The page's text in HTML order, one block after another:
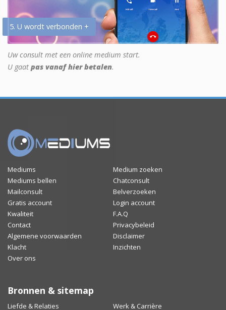
5. U wordt verbonden +
Uw consult met een online medium start.
U gaat pas vanaf hier betalen.
Mediums
Medium zoeken
Mediums bellen
Chatconsult
Mailconsult
Belverzoeken
Gratis account
Login account
Kwaliteit
F.A.Q
Contact
Privacybeleid
Algemene voorwaarden
Disclaimer
Klacht
Inzichten
Over ons
Bronnen & sitemap
Liefde & Relaties Werk & Carrière